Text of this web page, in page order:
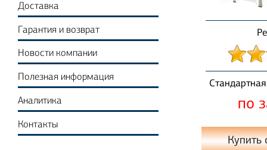
Доставка
Гарантия и возврат
Новости компании
Полезная информация
Аналитика
Контакты
по
Купить